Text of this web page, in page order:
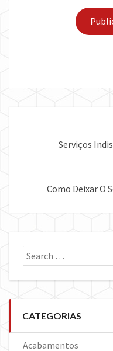
Serviços
Como Deixar O
Search
for:
CATEGORIAS
Acabamentos